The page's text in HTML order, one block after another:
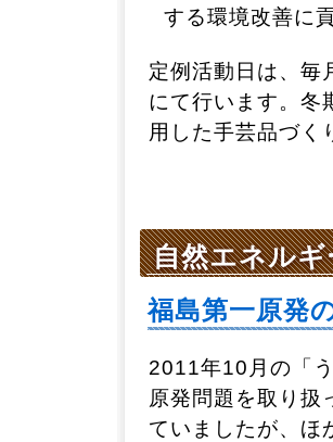
する環境改善に貢
定例活動日は、毎
にて行います。冬
用した手芸品づく
自然エネル
福島第一原発
2011年10月の「
原発問題を取り扱
ていましたが、ほ